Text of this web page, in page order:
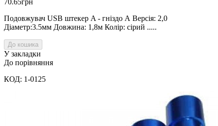
Подовжувач USB штекер A - гніздо А Версія: 2,0
Діаметр:3.5мм Довжина: 1,8м Колір: сірий .....
До кошика
У закладки
До порівняння
КОД: 1-0125